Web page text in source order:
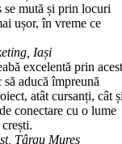
se mută și prin locuri
ușor, în vreme ce
Iași
excelentă prin
aducă împreună
atât cursanți, cât
conectare cu o lume
Târgu Mureș